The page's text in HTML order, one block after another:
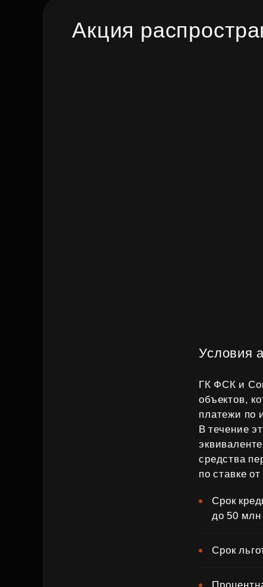
Акция
Условия
ГК ФСК и
объектов,
платежи по
В течение
средства
по ставке
Срок
до 50 млн
Срок